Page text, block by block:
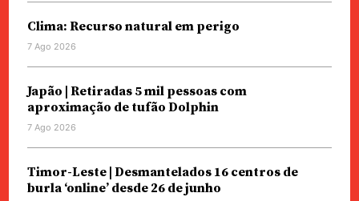
Clima: Recurso natural em perigo
7 Ago 2026
Japão | Retiradas 5 mil pessoas com
aproximação de tufão Dolphin
7 Ago 2026
Timor-Leste | Desmantelados 16 centros de
burla ‘online’ desde 26 de junho